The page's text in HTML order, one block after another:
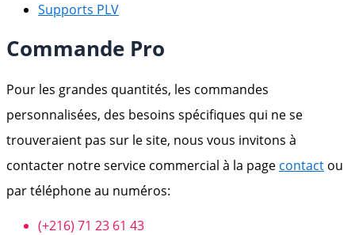
Supports PLV
Commande Pro
Pour les grandes quantités, les commandes
personnalisées, des besoins spécifiques qui ne se
trouveraient pas sur le site, nous vous invitons à
contacter notre service commercial à la page contact ou
par téléphone au numéros:
(+216) 71 23 61 43